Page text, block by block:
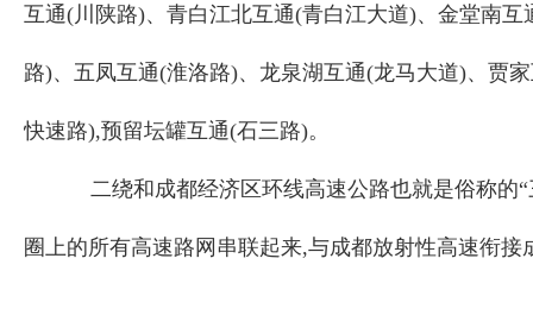
互通(川陕路)、青白江北互通(青白江大道)、金堂南
路)、五凤互通(淮洛路)、龙泉湖互通(龙马大道)、贾
快速路),预留坛罐互通(石三路)。
二绕和成都经济区环线高速公路也就是俗称的
圈上的所有高速路网串联起来,与成都放射性高速衔